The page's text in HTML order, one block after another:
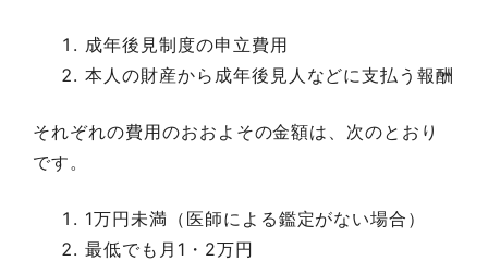
成年後見制度の申立費用
本人の財産から成年後見人などに支払う報酬
それぞれの費用のおおよその金額は、次のとおり
です。
1万円未満（医師による鑑定がない場合）
最低でも月1・2万円